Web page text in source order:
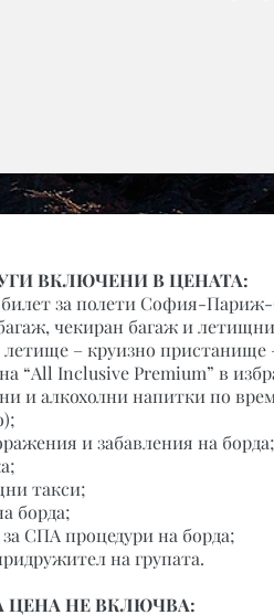
ВКЛЮЧЕНИ В ЦЕНАТА:
за полети София-
чекиран багаж и
– круизно пристанище
“All Inclusive Premium” в
и алкохолни напитки по
и забавления на борда;
такси;
борда;
СПА процедури на борда;
на групатa.
ЦЕНА НЕ ВКЛЮЧВА: